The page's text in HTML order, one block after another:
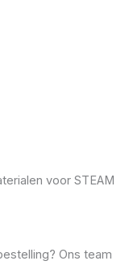
voor STEAM
Ons team